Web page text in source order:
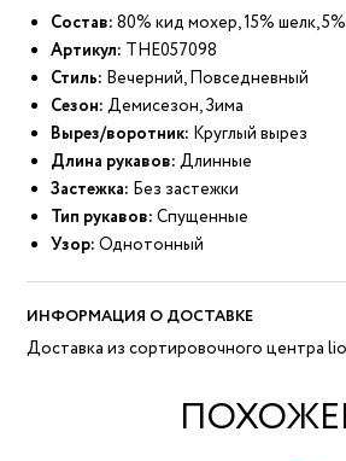
Состав: 80% кид мохер, 15% шелк,
Артикул: THE057098
Стиль: Вечерний, Повседневный
Сезон: Демисезон, Зима
Вырез/воротник: Круглый вырез
Длина рукавов: Длинные
Застежка: Без застежки
Тип рукавов: Спущенные
Узор: Однотонный
ИНФОРМАЦИЯ О ДОСТАВКЕ
Доставка из сортировочного центра